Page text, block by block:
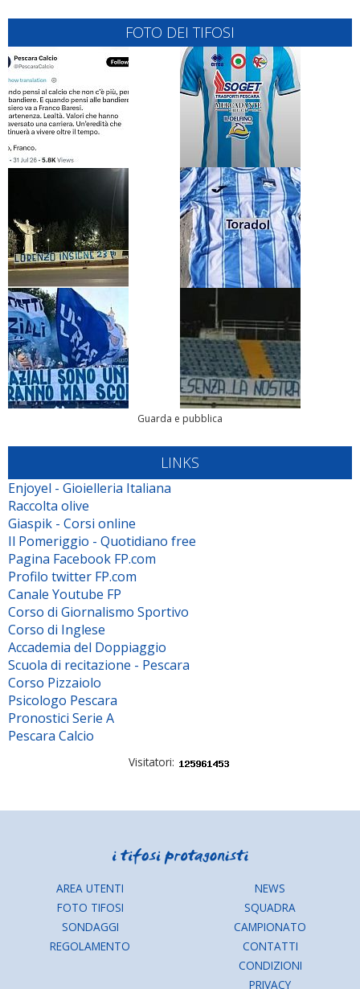
FOTO DEI TIFOSI
Guarda e pubblica
LINKS
Enjoyel - Gioielleria Italiana
Raccolta olive
Giaspik - Corsi online
Il Pomeriggio - Quotidiano free
Pagina Facebook FP.com
Profilo twitter FP.com
Canale Youtube FP
Corso di Giornalismo Sportivo
Corso di Inglese
Accademia del Doppiaggio
Scuola di recitazione - Pescara
Corso Pizzaiolo
Psicologo Pescara
Pronostici Serie A
Pescara Calcio
Visitatori:
AREA UTENTI
FOTO TIFOSI
SONDAGGI
REGOLAMENTO
NEWS
SQUADRA
CAMPIONATO
CONTATTI
CONDIZIONI
PRIVACY